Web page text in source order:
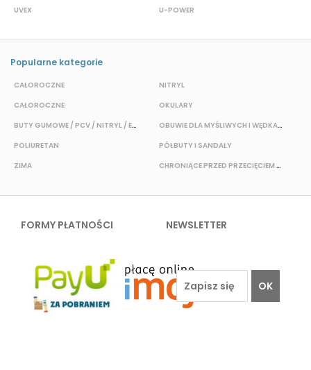
UVEX
U-POWER
Popularne kategorie
CAŁOROCZNE
CAŁOROCZNE
BUTY GUMOWE / PCV / NITRYL / EVA
POLIURETAN
ZIMA
NITRYL
OKULARY
OBUWIE DLA MYŚLIWYCH I WĘDKARZY
PÓŁBUTY I SANDAŁY
CHRONIĄCE PRZED PRZECIĘCIEM I PRZEKŁUCIEM
FORMY PŁATNOŚCI NEWSLETTER
OK